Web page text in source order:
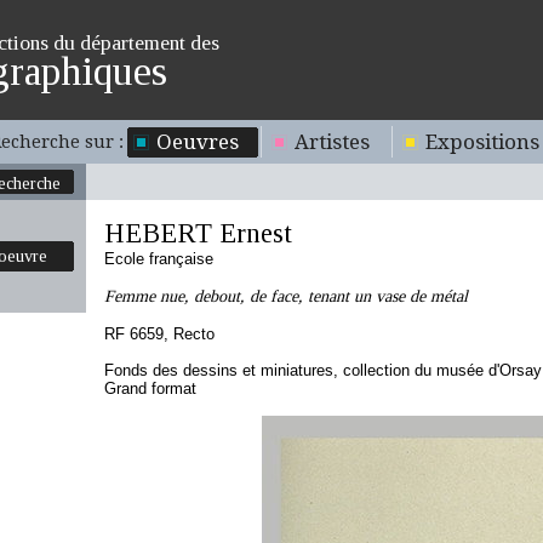
du département des
sur : Oeuvres Artistes Expositions
HEBERT Ernest
Ecole française
Femme nue, debout, de face, tenant un vase de métal
RF 6659, Recto
Fonds des dessins et miniatures, collection du musée d'Orsay
Grand format